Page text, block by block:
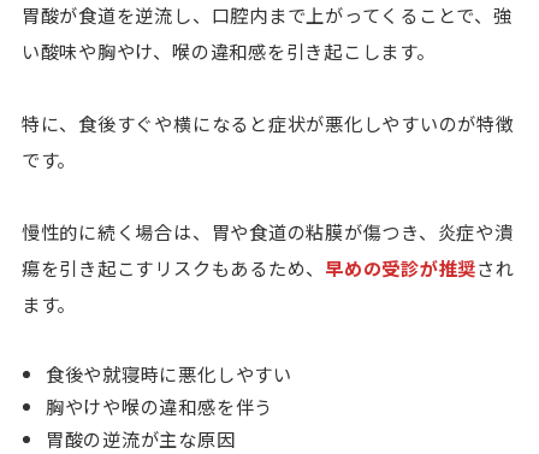
胃酸が食道を逆流し、口腔内まで上がってくることで、強
い酸味や胸やけ、喉の違和感を引き起こします。
特に、食後すぐや横になると症状が悪化しやすいのが特徴
です。
慢性的に続く場合は、胃や食道の粘膜が傷つき、炎症や潰
瘍を引き起こすリスクもあるため、 早めの受診が推奨され
ます。
食後や就寝時に悪化しやすい
胸やけや喉の違和感を伴う
胃酸の逆流が主な原因